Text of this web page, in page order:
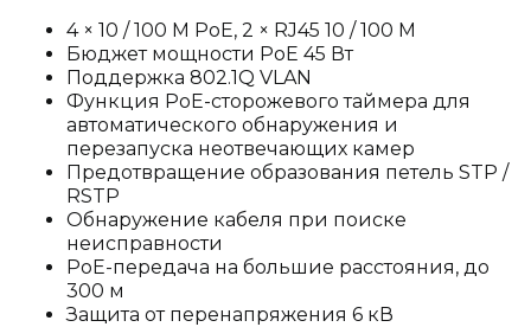
4 × 10 / 100 М PoE, 2 × RJ45 10 / 100 М
Бюджет мощности PoE 45 Вт
Поддержка 802.1Q VLAN
Функция PoE-сторожевого таймера для
автоматического обнаружения и
перезапуска неотвечающих камер
Предотвращение образования петель STP /
RSTP
Обнаружение кабеля при поиске
неисправности
PoE-передача на большие расстояния, до
300 м
Защита от перенапряжения 6 кВ